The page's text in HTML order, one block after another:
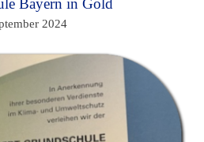
Bayern in Gold
2024